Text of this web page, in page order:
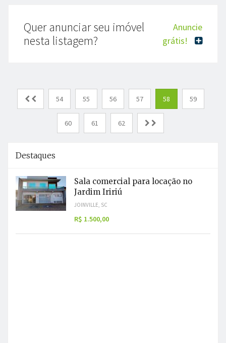
Quer anunciar seu imóvel
nesta listagem?
Anuncie
grátis!
54 55 56 57 58 59
60 61 62
Destaques
Sala comercial para locação no
Jardim Iririú
JOINVILLE, SC
R$ 1.500,00